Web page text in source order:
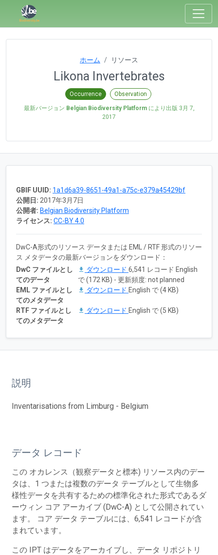
ホーム リソース
Likona Invertebrates
Occurrence Observation
最新バージョン Belgian Biodiversity Platformにより出版 3月 7,
2017
GBIF UUID: 1a1d6a39-8651-49a1-a75c-e379a45429bf
公開日: 2017年3月7日
公開者: Belgian Biodiversity Platform
ライセンス: CC-BY 4.0
DwC-A形式のリソース データまたは EML / RTF 形式のリソー
ス メタデータの最新バージョンをダウンロード：
DwC ファイルとし
てのデータ
ダウンロード 6,541 レコード English
で (172 KB) - 更新頻度: not planned
EML ファイルとし
てのメタデータ
ダウンロード English で (4 KB)
RTF ファイルとし
てのメタデータ
ダウンロード English で (5 KB)
説明
Inventarisations from Limburg - Belgium
データ レコード
この オカレンス（観察データと標本) リソース内のデー
タは、1 つまたは複数のデータ テーブルとして生物多
様性データを共有するための標準化された形式であるダ
ーウィン コア アーカイブ (DwC-A) として公開されてい
ます。 コア データ テーブルには、6,541 レコードが含
まれています。
この IPT はデータをアーカイブし、データ リポジトリ